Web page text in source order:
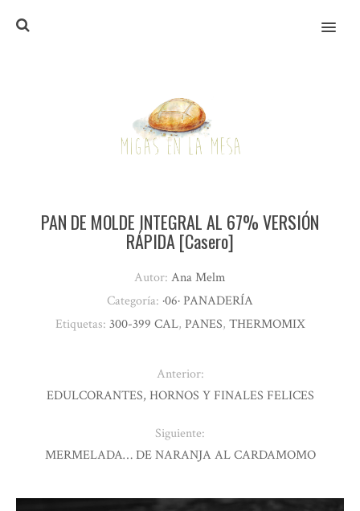
MENU
PAN DE MOLDE INTEGRAL AL 67% VERSIÓN
RÁPIDA [Casero]
Autor: Ana Melm
Categoría: ·06· PANADERÍA
Etiquetas: 300-399 CAL, PANES, THERMOMIX
Anterior:
EDULCORANTES, HORNOS Y FINALES FELICES
Siguiente:
MERMELADA… DE NARANJA AL CARDAMOMO